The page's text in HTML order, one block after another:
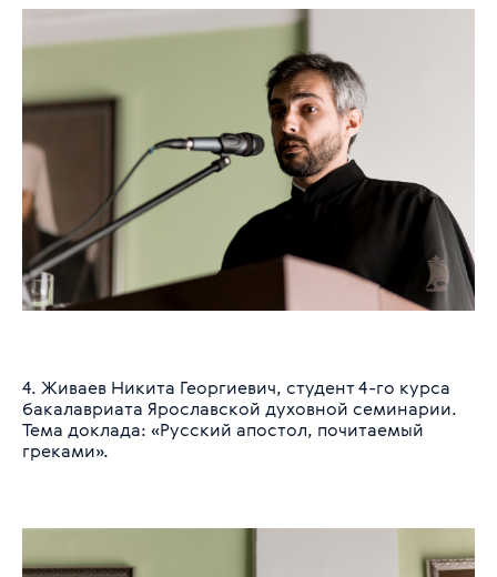
4. Живаев Никита Георгиевич, студент 4-го курса
бакалавриата Ярославской духовной семинарии.
Тема доклада: «Русский апостол, почитаемый
греками».